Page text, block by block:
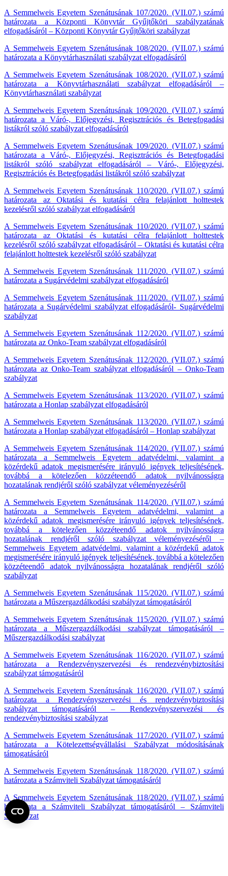
A Semmelweis Egyetem Szenátusának 107/2020. (VII.07.) számú
határozata a Központi Könyvtár Gyűjtőköri szabályzatának
elfogadásáról – Központi Könyvtár Gyűjtőköri szabályzat
A Semmelweis Egyetem Szenátusának 108/2020. (VII.07.) számú
határozata a Könyvtárhasználati szabályzat elfogadásáról
A Semmelweis Egyetem Szenátusának 108/2020. (VII.07.) számú
határozata a Könyvtárhasználati szabályzat elfogadásáról –
Könyvtárhasználati szabályzat
A Semmelweis Egyetem Szenátusának 109/2020. (VII.07.) számú
határozata a Váró-, Előjegyzési, Regisztrációs és Betegfogadási
listákról szóló szabályzat elfogadásáról
A Semmelweis Egyetem Szenátusának 109/2020. (VII.07.) számú
határozata a Váró-, Előjegyzési, Regisztrációs és Betegfogadási
listákról szóló szabályzat elfogadásáról – Váró-, Előjegyzési,
Regisztrációs és Betegfogadási listákról szóló szabályzat
A Semmelweis Egyetem Szenátusának 110/2020. (VII.07.) számú
határozata az Oktatási és kutatási célra felajánlott holttestek
kezelésről szóló szabályzat elfogadásáról
A Semmelweis Egyetem Szenátusának 110/2020. (VII.07.) számú
határozata az Oktatási és kutatási célra felajánlott holttestek
kezelésről szóló szabályzat elfogadásáról – Oktatási és kutatási célra
felajánlott holttestek kezelésről szóló szabályzat
A Semmelweis Egyetem Szenátusának 111/2020. (VII.07.) számú
határozata a Sugárvédelmi szabályzat elfogadásáról
A Semmelweis Egyetem Szenátusának 111/2020. (VII.07.) számú
határozata a Sugárvédelmi szabályzat elfogadásáról- Sugárvédelmi
szabályzat
A Semmelweis Egyetem Szenátusának 112/2020. (VII.07.) számú
határozata az Onko-Team szabályzat elfogadásáról
A Semmelweis Egyetem Szenátusának 112/2020. (VII.07.) számú
határozata az Onko-Team szabályzat elfogadásáról – Onko-Team
szabályzat
A Semmelweis Egyetem Szenátusának 113/2020. (VII.07.) számú
határozata a Honlap szabályzat elfogadásáról
A Semmelweis Egyetem Szenátusának 113/2020. (VII.07.) számú
határozata a Honlap szabályzat elfogadásáról – Honlap szabályzat
A Semmelweis Egyetem Szenátusának 114/2020. (VII.07.) számú
határozata a Semmelweis Egyetem adatvédelmi, valamint a
közérdekű adatok megismerésére irányuló igények teljesítésének,
továbbá a kötelezően közzéteendő adatok nyilvánosságra
hozatalának rendjéről szóló szabályzat véleményezéséről
A Semmelweis Egyetem Szenátusának 114/2020. (VII.07.) számú
határozata a Semmelweis Egyetem adatvédelmi, valamint a
közérdekű adatok megismerésére irányuló igények teljesítésének,
továbbá a kötelezően közzéteendő adatok nyilvánosságra
hozatalának rendjéről szóló szabályzat véleményezéséről –
Semmelweis Egyetem adatvédelmi, valamint a közérdekű adatok
megismerésére irányuló igények teljesítésének, továbbá a kötelezően
közzéteendő adatok nyilvánosságra hozatalának rendjéről szóló
szabályzat
A Semmelweis Egyetem Szenátusának 115/2020. (VII.07.) számú
határozata a Műszergazdálkodási szabályzat támogatásáról
A Semmelweis Egyetem Szenátusának 115/2020. (VII.07.) számú
határozata a Műszergazdálkodási szabályzat támogatásáról –
Műszergazdálkodási szabályzat
A Semmelweis Egyetem Szenátusának 116/2020. (VII.07.) számú
határozata a Rendezvényszervezési és rendezvénybiztosítási
szabályzat támogatásáról
A Semmelweis Egyetem Szenátusának 116/2020. (VII.07.) számú
határozata a Rendezvényszervezési és rendezvénybiztosítási
szabályzat támogatásáról – Rendezvényszervezési és
rendezvénybiztosítási szabályzat
A Semmelweis Egyetem Szenátusának 117/2020. (VII.07.) számú
határozata a Kötelezettségvállalási Szabályzat módosításának
támogatásáról
A Semmelweis Egyetem Szenátusának 118/2020. (VII.07.) számú
határozata a Számviteli Szabályzat támogatásáról
A Semmelweis Egyetem Szenátusának 118/2020. (VII.07.) számú
határozata a Számviteli Szabályzat támogatásáról – Számviteli
Szabályzat